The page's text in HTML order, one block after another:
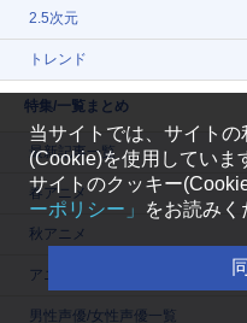
2.5次元
トレンド
特集/一覧まとめ
最新記事一覧
春アニメ
秋アニメ
アニメ記事一覧
男性声優/女性声優一覧
当サイトでは、サイト
(Cookie)を使用していま
サイトのクッキー
ーポリシー」
をお読みく